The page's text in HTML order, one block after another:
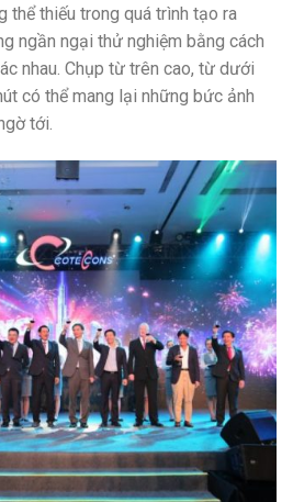
thể thiếu trong quá trình tạo ra
ngần ngại thử nghiệm bằng cách
nhau. Chụp từ trên cao, từ dưới
có thể mang lại những bức ảnh
tới.